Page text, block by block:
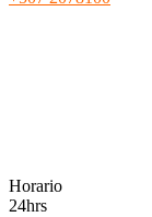
Horario
24hrs